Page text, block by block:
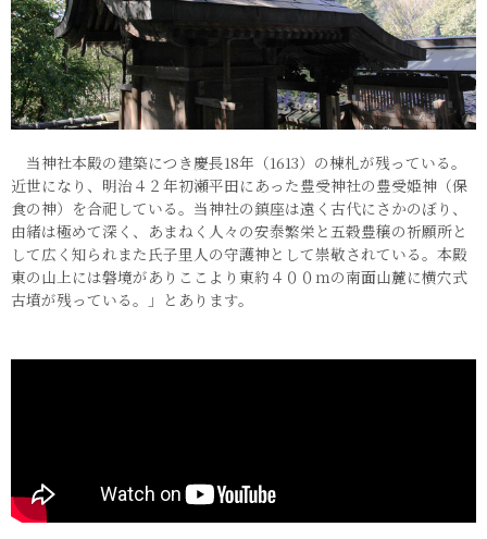
当神社本殿の建築につき慶長18年（1613）の棟札が残っている。
近世になり、明治４２年初瀬平田にあった豊受神社の豊受姫神（保
食の神）を合祀している。当神社の鎮座は遠く古代にさかのぼり、
由緒は極めて深く、あまねく人々の安泰繁栄と五穀豊穣の祈願所と
して広く知られまた氏子里人の守護神として崇敬されている。本殿
東の山上には磐境がありここより東約４００ｍの南面山麓に横穴式
古墳が残っている。」とあります。